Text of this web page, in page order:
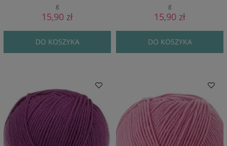
g
15,90 zł
DO KOSZYKA
g
15,90 zł
DO KOSZYKA